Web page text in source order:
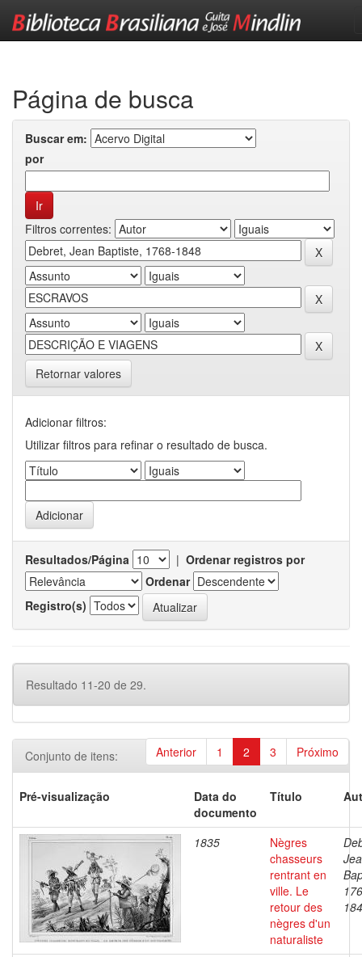
Página de busca
Buscar em:
por
Filtros correntes:
Retornar valores
Adicionar filtros:
Utilizar filtros para refinar o resultado de busca.
Resultados/Página | Ordenar registros por
Ordenar
Registro(s)
Resultado 11-20 de 29.
Anterior 1 2 3 Próximo
Conjunto de itens:
Pré-visualização
Data do
documento
Título
1835
Nègres
chasseurs
rentrant en
ville. Le
retour des
nègres d'un
naturaliste